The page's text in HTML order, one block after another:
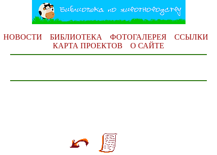
НОВОСТИ БИБЛИОТЕКА ФОТОГАЛЕРЕЯ
ССЫЛКИ
КАРТА ПРОЕКТОВ
О САЙТЕ